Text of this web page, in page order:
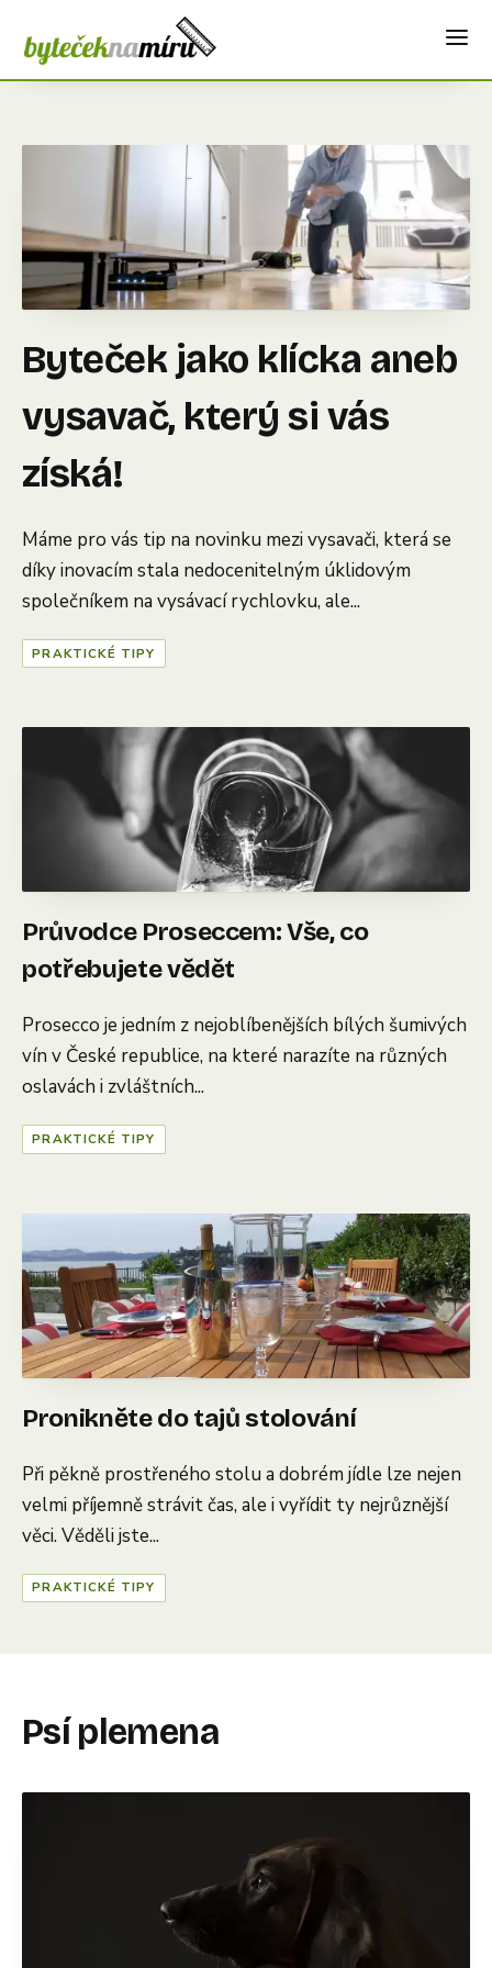
Byteček jako klícka aneb
vysavač, který si vás
získá!
Máme pro vás tip na novinku mezi vysavači, která se
díky inovacím stala nedocenitelným úklidovým
společníkem na vysávací rychlovku, ale...
PRAKTICKÉ TIPY
Průvodce Proseccem: Vše, co
potřebujete vědět
Prosecco je jedním z nejoblíbenějších bílých šumivých
vín v České republice, na které narazíte na různých
oslavách i zvláštních...
PRAKTICKÉ TIPY
Pronikněte do tajů stolování
Při pěkně prostřeného stolu a dobrém jídle lze nejen
velmi příjemně strávit čas, ale i vyřídit ty nejrůznější
věci. Věděli jste...
PRAKTICKÉ TIPY
Psí plemena